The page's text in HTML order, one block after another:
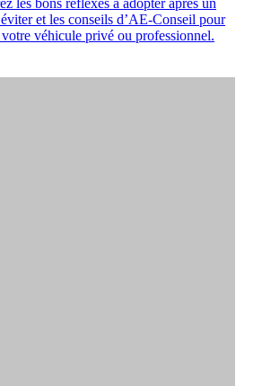
et les conseils d’AE-Conseil pour
véhicule privé ou professionnel.